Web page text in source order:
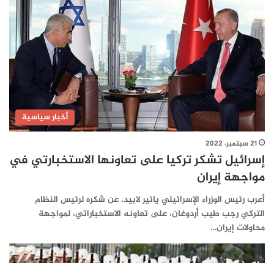
أخبار سياسية
21 سبتمبر، 2022
إسرائيل تشكر تركيا على تعاونها الاستخبارتي في
مواجهة إيران
أعرب رئيس الوزراء الإسرائيلي يائير لابيد، عن شكره لرئيس النظام
التركي رجب طيب أردوغان، على تعاونه الاستخباراتي، لمواجهة
محاولات إيران…